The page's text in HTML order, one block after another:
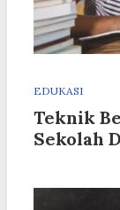
EDUKASI
Teknik
Sekolah